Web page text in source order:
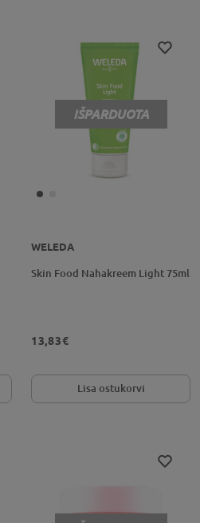
IŠPARDUOTA
WELEDA
Skin Food Nahakreem Light 75ml
13,83€
Lisa ostukorvi